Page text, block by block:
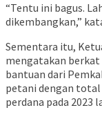
“Tentu ini bagus.
dikembangkan,”
Sementara itu,
mengatakan berkat
bantuan dari
petani dengan total
perdana pada 2023